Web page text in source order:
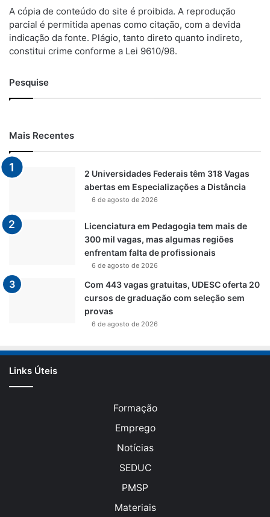
A cópia de conteúdo do site é proibida. A reprodução
parcial é permitida apenas como citação, com a devida
indicação da fonte. Plágio, tanto direto quanto indireto,
constitui crime conforme a Lei 9610/98.
Pesquise
Mais Recentes
2 Universidades Federais têm 318 Vagas
abertas em Especializações a Distância
6 de agosto de 2026
Licenciatura em Pedagogia tem mais de
300 mil vagas, mas algumas regiões
enfrentam falta de profissionais
6 de agosto de 2026
Com 443 vagas gratuitas, UDESC oferta 20
cursos de graduação com seleção sem
provas
6 de agosto de 2026
Links Úteis
Formação
Emprego
Notícias
SEDUC
PMSP
Materiais